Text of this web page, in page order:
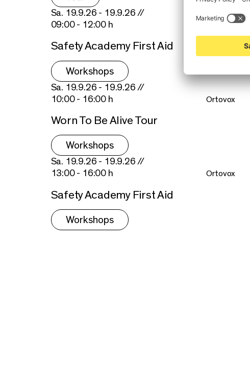
Sa. 19.9.26 - 19.9.26 //
09:00 - 12:00 h
Ortovox
Safety Academy First Aid
Workshops
Sa. 19.9.26 - 19.9.26 //
10:00 - 16:00 h
Ortovox
Worn To Be Alive Tour
Workshops
Sa. 19.9.26 - 19.9.26 //
13:00 - 16:00 h
Ortovox
Safety Academy First Aid
Workshops